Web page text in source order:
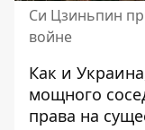
Си Цзиньпин
войне
Как и
мощного
права на